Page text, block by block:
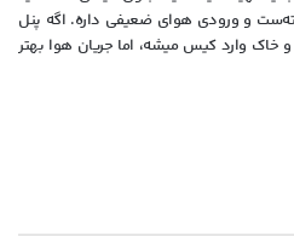
و ورودی هوای ضعیفی داره. اگه پنل
و خاک وارد کیس میشه، اما جریان هوا بهتر